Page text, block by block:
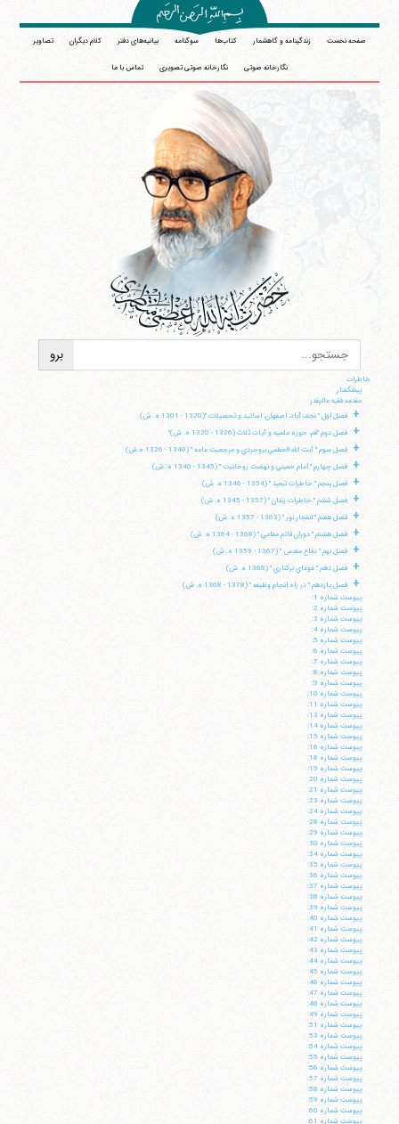
صفحه نخست زندگینامه و گاهشمار کتاب‌ها سوگنامه بیانیه‌های دفتر کلام دیگران تصاویر
نگارخانه صوتی نگارخانه صوتی تصویری تماس با ما
خاطرات
پيشگفتار
مقدمه فقيه عاليقدر
+ فصل اول " نجف آباد، اصفهان، اساتيد و تحصيلات "(1320 - 1301 ه. ش)
+ فصل دوم "قم، حوزه علميه و آيات ثلاث (1326 - 1320 ه. ش)"
+ فصل سوم " آيت الله العظمي بروجردي و مرجعيت عامه " (1340 - 1326 ه.ش)
+ فصل چهارم " امام خميني و نهضت روحانيت " (1345 - 1340 ه. ش)
+ فصل پنجم " خاطرات تبعيد " (1354 - 1346 ه. ش)
+ فصل ششم " خاطرات زندان " (1357 - 1345 ه. ش)
+ فصل هفتم " انفجار نور " (1363 - 1357 ه. ش)
+ فصل هشتم " دوران قائم مقامي " (1368 - 1364 ه. ش)
+ فصل نهم " دفاع مقدس " (1367 - 1359 ه. ش)
+ فصل دهم " غوغاي بركناري " (1368 ه. ش)
+
فصل يازدهم " در راه انجام وظيفه " (1378 - 1368 ه. ش)
پيوست شماره 1:
پيوست شماره 2:
پيوست شماره 3:
پيوست شماره 4:
پيوست شماره 5:
پيوست شماره 6:
پيوست شماره 7:
پيوست شماره 8:
پيوست شماره 9:
پيوست شماره 10:
پيوست شماره 11:
پيوست شماره 13:
پيوست شماره 14:
پيوست شماره 15:
پيوست شماره 16:
پيوست شماره 18:
پيوست شماره 19:
پيوست شماره 20:
پيوست شماره 21:
پيوست شماره 23:
پيوست شماره 24:
پيوست شماره 28:
پيوست شماره 29:
پيوست شماره 30:
پيوست شماره 34:
پيوست شماره 35:
پيوست شماره 36:
پيوست شماره 37:
پيوست شماره 38:
پيوست شماره 39:
پيوست شماره 40:
پيوست شماره 41:
پيوست شماره 42:
پيوست شماره 43:
پيوست شماره 44:
پيوست شماره 45:
پيوست شماره 46:
پيوست شماره 47:
پيوست شماره 48:
پيوست شماره 49:
پيوست شماره 51:
پيوست شماره 53:
پيوست شماره 54:
پيوست شماره 55:
پيوست شماره 56:
پيوست شماره 57:
پيوست شماره 58:
پيوست شماره 59:
پيوست شماره 60:
پيوست شماره 61: